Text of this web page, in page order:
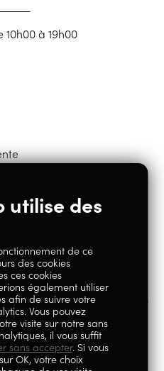
à 19h00
la société Geoby SRL, TVA
Elisabeth 5 à 4020 Liège.
utilise des
de ce
des cookies
ces cookies
également utiliser
afin de suivre votre
Vous pouvez
visite sur notre sans
il vous suffit
sans accepter. Si vous
OK, votre choix